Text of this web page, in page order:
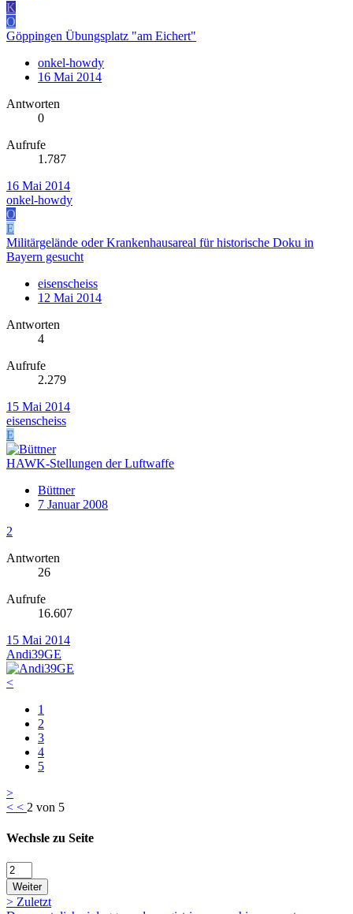
K
O
Göppingen Übungsplatz "am Eichert"
onkel-howdy
16 Mai 2014
Antworten
0
Aufrufe
1.787
16 Mai 2014
onkel-howdy
O
E
Militärgelände oder Krankenhausareal für historische Doku in
Bayern gesucht
eisenscheiss
12 Mai 2014
Antworten
4
Aufrufe
2.279
15 Mai 2014
eisenscheiss
E
HAWK-Stellungen der Luftwaffe
Büttner
7 Januar 2008
2
Antworten
26
Aufrufe
16.607
15 Mai 2014
Andi39GE
<
1
2
3
4
5
>
< < 2 von 5
Wechsle zu Seite
Weiter
> Zuletzt